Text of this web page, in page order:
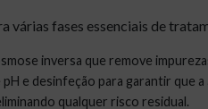
várias fases essenciais de
inversa que remove
e desinfeção para garantir que a
qualquer risco residual.